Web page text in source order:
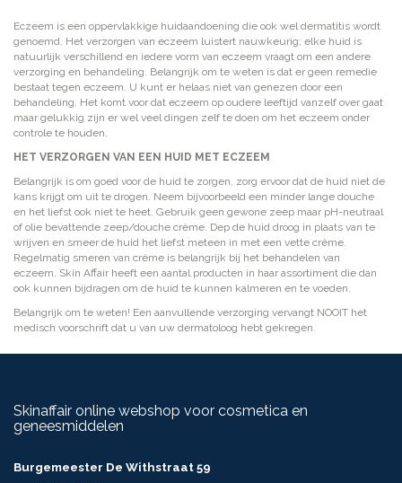
Eczeem is een oppervlakkige huidaandoening die ook wel dermatitis wordt
genoemd. Het verzorgen van eczeem luistert nauwkeurig; elke huid is
natuurlijk verschillend en iedere vorm van eczeem vraagt om een andere
verzorging en behandeling. Belangrijk om te weten is dat er geen remedie
bestaat tegen eczeem. U kunt er helaas niet van genezen door een
behandeling. Het komt voor dat eczeem op oudere leeftijd vanzelf over gaat
maar gelukkig zijn er wel veel dingen zelf te doen om het eczeem onder
controle te houden.
HET VERZORGEN VAN EEN HUID MET ECZEEM
Belangrijk is om goed voor de huid te zorgen, zorg ervoor dat de huid niet de
kans krijgt om uit te drogen. Neem bijvoorbeeld een minder lange douche
en het liefst ook niet te heet. Gebruik geen gewone zeep maar pH-neutraal
of olie bevattende zeep/douche crème. Dep de huid droog in plaats van te
wrijven en smeer de huid het liefst meteen in met een vette crème.
Regelmatig smeren van crème is belangrijk bij het behandelen van
eczeem. Skin Affair heeft een aantal producten in haar assortiment die dan
ook kunnen bijdragen om de huid te kunnen kalmeren en te voeden.
Belangrijk om te weten! Een aanvullende verzorging vervangt NOOIT het
medisch voorschrift dat u van uw dermatoloog hebt gekregen.
Skinaffair online webshop voor cosmetica en
geneesmiddelen
Burgemeester De Withstraat 59